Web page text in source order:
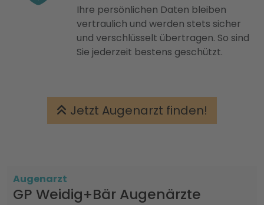
Ihre persönlichen Daten bleiben
vertraulich und werden stets sicher
und verschlüsselt übertragen. So sind
Sie jederzeit bestens geschützt.
Jetzt Augenarzt finden!
Augenarzt
GP Weidig+Bär Augenärzte